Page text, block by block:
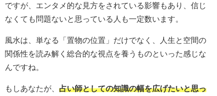
ですが、エンタメ的な見方をされている影響もあり、信じ
なくても問題ないと思っている人も一定数います。
風水は、単なる「置物の位置」だけでなく、人生と空間の
関係性を読み解く総合的な視点を養うものといった感じな
んですね。
もしあなたが、 占い師としての知識の幅を広げたいと思っ